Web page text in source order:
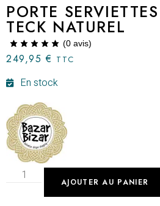
PORTE
TECK NATUREL
(0 avis)
249,95€ TTC
En stock
AJOUTER AU PANIER